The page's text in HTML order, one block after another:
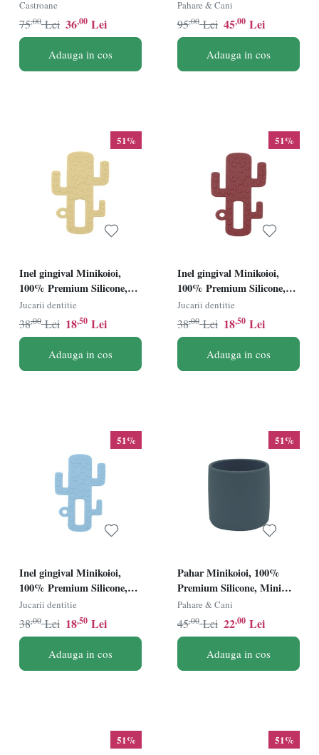
Mineral Blue
Castroane
36,00 Lei
75,00 Lei
Adauga in cos
Pahare & Cani
45,00 Lei
95,00 Lei
Adauga in cos
51%
Inel gingival Minikoioi,
100% Premium Silicone,
Cactus â€“ Mellow Yellow
Jucarii dentitie
18,50 Lei
38,00 Lei
Adauga in cos
51%
Inel gingival Minikoioi,
100% Premium Silicone,
Cactus â€“ Velvet Rose
Jucarii dentitie
18,50 Lei
38,00 Lei
Adauga in cos
51%
Inel gingival Minikoioi,
100% Premium Silicone,
Cactus â€“ MIneral Blue
Jucarii dentitie
18,50 Lei
38,00 Lei
Adauga in cos
51%
Pahar Minikoioi, 100%
Premium Silicone, Mini
Cup â€“ Deep Blue
Pahare & Cani
22,00 Lei
45,00 Lei
Adauga in cos
51% 51%